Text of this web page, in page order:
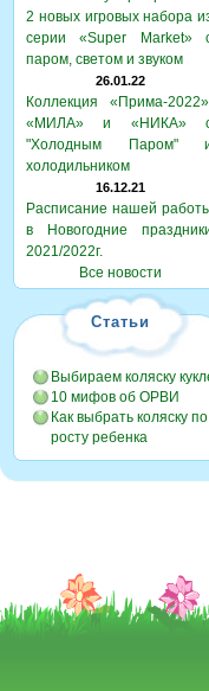
2 новых игровых набора
серии «Super Market»
паром, светом и звуком
26.01.22
Коллекция «Прима-
«МИЛА» и «НИКА»
"Холодным Паром"
холодильником
16.12.21
Расписание нашей
в Новогодние
2021/2022г.
Все новости
Статьи
Выбираем коляску
10 мифов об ОРВИ
Как выбрать коляску по
росту ребенка